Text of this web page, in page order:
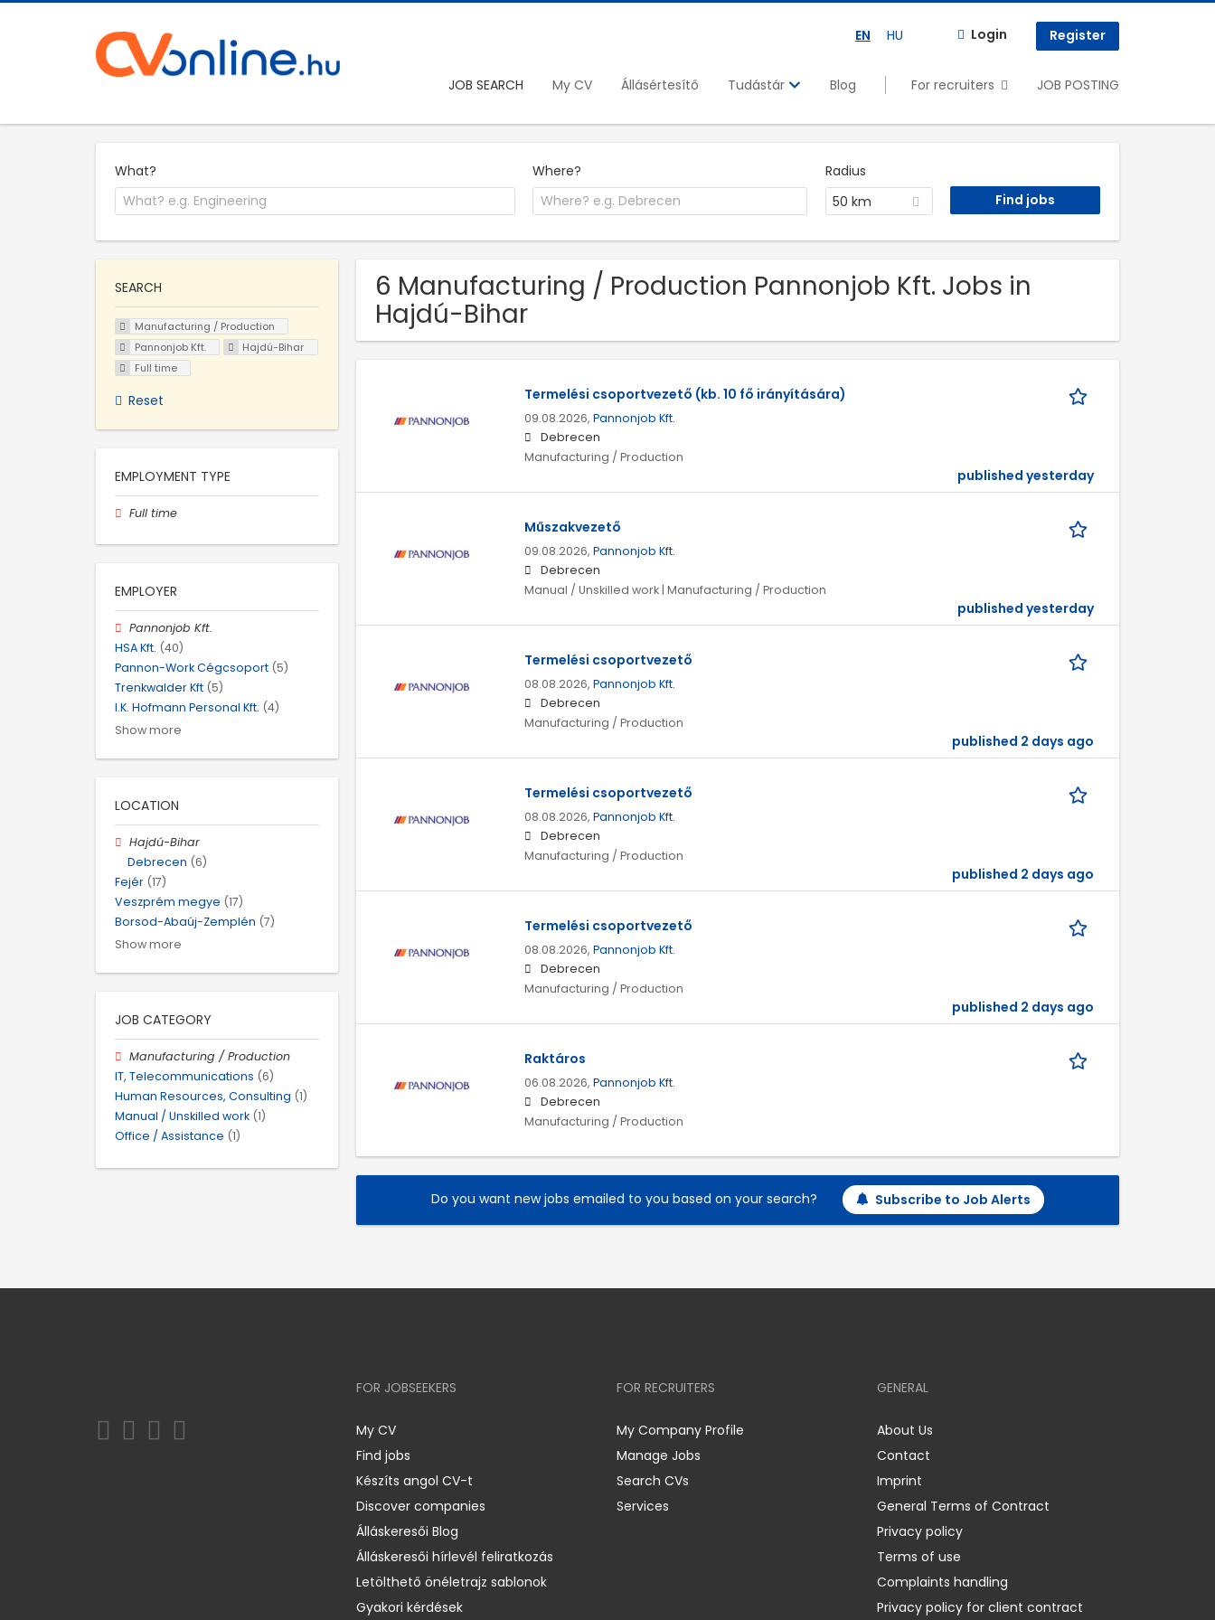
EN HU Login Register
JOB SEARCH My CV Állásértesítő Tudástár Blog For recruiters JOB POSTING
What? Where?
Radius
50 km
6 Manufacturing / Production Pannonjob Kft. Jobs in
Hajdú-Bihar
Termelési csoportvezető (kb. 10 fő irányítására)
09.08.2026, Pannonjob Kft.
Debrecen
Manufacturing / Production
published yesterday
Műszakvezető
09.08.2026, Pannonjob Kft.
Debrecen
Manual / Unskilled work | Manufacturing / Production
published yesterday
Termelési csoportvezető
08.08.2026, Pannonjob Kft.
Debrecen
Manufacturing / Production
published 2 days ago
Termelési csoportvezető
08.08.2026, Pannonjob Kft.
Debrecen
Manufacturing / Production
published 2 days ago
Termelési csoportvezető
08.08.2026, Pannonjob Kft.
Debrecen
Manufacturing / Production
published 2 days ago
Raktáros
06.08.2026, Pannonjob Kft.
Debrecen
Manufacturing / Production
Do you want new jobs emailed to you based on your search? Subscribe to Job Alerts
SEARCH
Manufacturing / Production
Pannonjob Kft.
Hajdú-Bihar
Full time
Reset
EMPLOYMENT TYPE
Full time
EMPLOYER
Pannonjob Kft.
HSA Kft. (40)
Pannon-Work Cégcsoport (5)
Trenkwalder Kft (5)
I.K. Hofmann Personal Kft. (4)
Show more
LOCATION
Hajdú-Bihar
Debrecen (6)
Fejér (17)
Veszprém megye (17)
Borsod-Abaúj-Zemplén (7)
Show more
JOB CATEGORY
Manufacturing / Production
IT, Telecommunications (6)
Human Resources, Consulting (1)
Manual / Unskilled work (1)
Office / Assistance (1)
FOR JOBSEEKERS
My CV
Find jobs
Készíts angol CV-t
Discover companies
Álláskeresői Blog
Álláskeresői hírlevél feliratkozás
Letölthető önéletrajz sablonok
Gyakori kérdések
FOR RECRUITERS
My Company Profile
Manage Jobs
Search CVs
Services
GENERAL
About Us
Contact
Imprint
General Terms of Contract
Privacy policy
Terms of use
Complaints handling
Privacy policy for client contract